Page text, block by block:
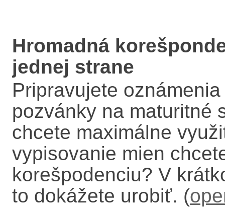
Hromadná
jednej strane
Pripravujete
pozvánky na maturitné
chcete maximálne
vypisovanie mien
korešpodenciu? V
to dokážete urobiť. (